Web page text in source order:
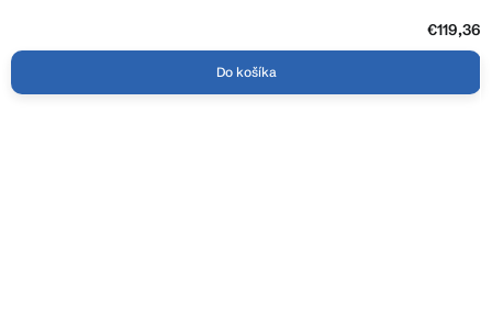
€119,36
Do košíka